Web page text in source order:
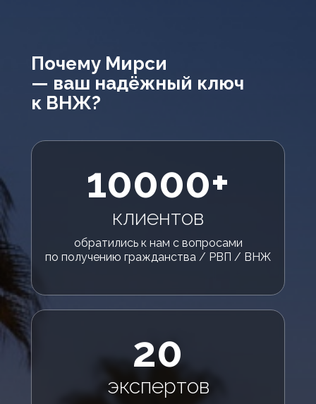
10000+
обратились к нам с вопросами
по получению гражданства / РВП / ВНЖ
клиентов
Почему Мирси
— ваш надёжный ключ
к ВНЖ?
экспертов
20